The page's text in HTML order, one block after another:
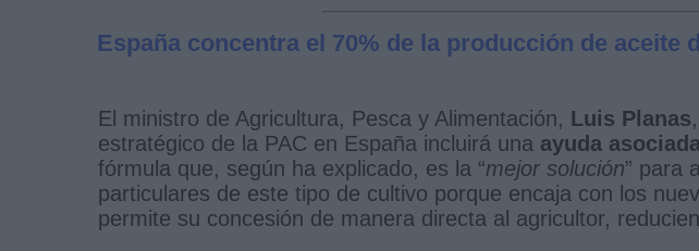
España concentra el 70% de la producción de aceite
El ministro de Agricultura, Pesca y Alimentación, Luis Planas
estratégico de la PAC en España incluirá una ayuda
fórmula que, según ha explicado, es la “mejor solución” para
particulares de este tipo de cultivo porque encaja con los
permite su concesión de manera directa al agricultor,